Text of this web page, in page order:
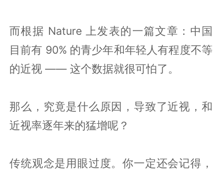
而根据 Nature 上发表的一篇文章：中国
目前有 90% 的青少年和年轻人有程度不等
的近视 —— 这个数据就很可怕了。
那么，究竟是什么原因，导致了近视，和
近视率逐年来的猛增呢？
传统观念是用眼过度。你一定还会记得，